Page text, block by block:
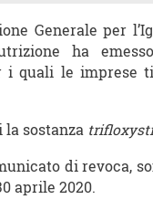
Generale per
ha
i quali le imprese
sostanza
di revoca,
aprile 2020.